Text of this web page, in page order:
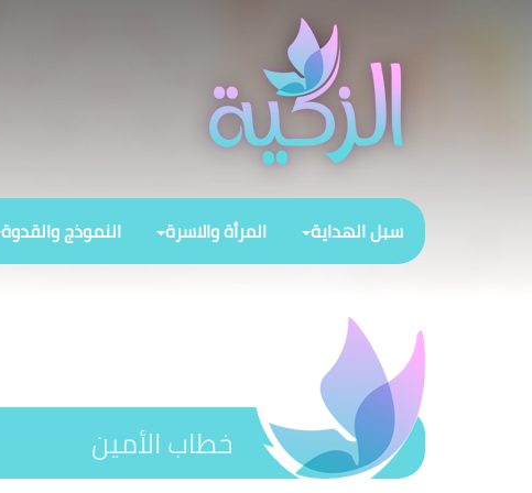
سبل الهداية المرأة والاسرة النموذج والقدوة
خطاب الأمين